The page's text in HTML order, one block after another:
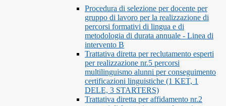
Procedura di selezione per docente per
gruppo di lavoro per la realizzazione di
percorsi formativi di lingua e di
metodologia di durata annuale - Linea di
intervento B
Trattativa diretta per reclutamento esperti
per realizzazione nr.5 percorsi
multilinguismo alunni per conseguimento
certificazioni linguistiche (1 KET, 1
DELE, 3 STARTERS)
Trattativa diretta per affidamento nr.2